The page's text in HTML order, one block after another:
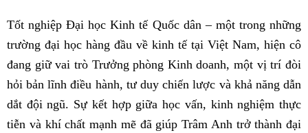
Tốt nghiệp Đại học Kinh tế Quốc dân – một trong những
trường đại học hàng đầu về kinh tế tại Việt Nam, hiện cô
đang giữ vai trò Trưởng phòng Kinh doanh, một vị trí đòi
hỏi bản lĩnh điều hành, tư duy chiến lược và khả năng dẫn
dắt đội ngũ. Sự kết hợp giữa học vấn, kinh nghiệm thực
tiễn và khí chất mạnh mẽ đã giúp Trâm Anh trở thành đại